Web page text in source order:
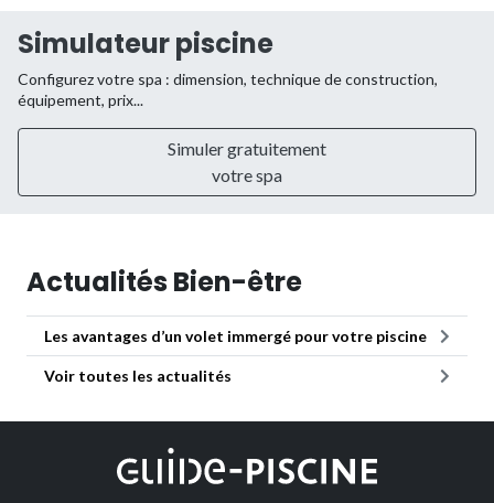
Simulateur piscine
Configurez votre spa : dimension, technique de construction,
équipement, prix...
Simuler gratuitement
votre spa
Actualités Bien-être
Les avantages d’un volet immergé pour votre piscine
Voir toutes les actualités